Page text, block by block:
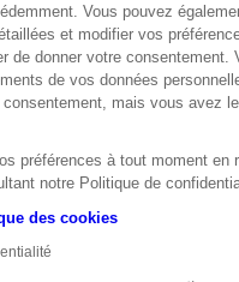
Vous pouvez
et modifier vos
de donner votre consentement.
de vos données
mais vous avez
préférences à tout moment en
notre Politique de
des cookies